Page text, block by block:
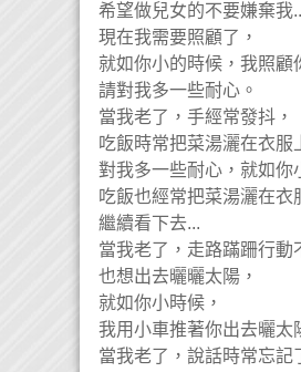
希望做兒女的不要嫌棄我
現在我需要照顧了，
就如你小的時候，我照顧
請對我多一些耐心。
當我老了，手經常發抖，
吃飯時常把菜湯灑在衣服
對我多一些耐心，就如你
吃飯也經常把菜湯灑在衣
繼續看下去...
當我老了，走路蹣跚行動
也想出去曬曬太陽，
就如你小時候，
我用小車推著你出去曬太
當我老了，說話時常忘記